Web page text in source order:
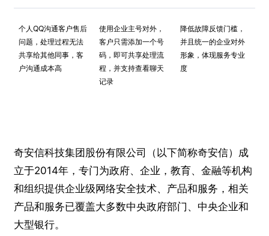
个人QQ沟通客户售后
问题，处理过程无法
共享给其他同事，客
户沟通成本高
使用企业主号对外，
客户只需添加一个号
码，即可共享处理流
程，并支持查看聊天
记录
降低故障反馈门槛，
并且统一的企业对外
形象，体现服务专业
度
奇安信科技集团股份有限公司（以下简称奇安信）成
立于2014年，专门为政府、企业，教育、金融等机构
和组织提供企业级网络安全技术、产品和服务，相关
产品和服务已覆盖大多数中央政府部门、中央企业和
大型银行。